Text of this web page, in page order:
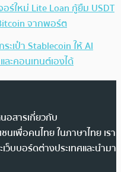
อร์ใหม่ Lite Loan กู้ยืม USDT
จากพอร์ต
ะเป๋า Stablecoin ให้ AI
ะคอนเทนต์เองได้
อสารเกี่ยวกับ
นเพื่อคนไทย ในภาษาไทย เรา
ว็บบอร์ดต่างประเทศและนำมา